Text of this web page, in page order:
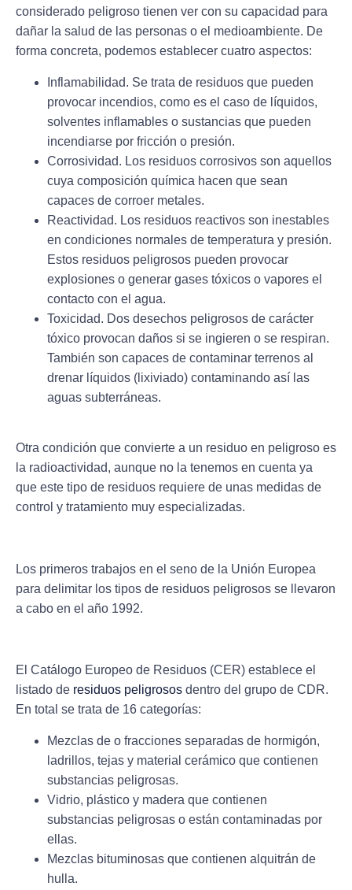
considerado peligroso tienen ver con su capacidad para
dañar la salud de las personas o el medioambiente. De
forma concreta, podemos establecer cuatro aspectos:
Inflamabilidad. Se trata de residuos que pueden
provocar incendios, como es el caso de líquidos,
solventes inflamables o sustancias que pueden
incendiarse por fricción o presión.
Corrosividad. Los residuos corrosivos son aquellos
cuya composición química hacen que sean
capaces de corroer metales.
Reactividad. Los residuos reactivos son inestables
en condiciones normales de temperatura y presión.
Estos residuos peligrosos pueden provocar
explosiones o generar gases tóxicos o vapores el
contacto con el agua.
Toxicidad. Dos desechos peligrosos de carácter
tóxico provocan daños si se ingieren o se respiran.
También son capaces de contaminar terrenos al
drenar líquidos (lixiviado) contaminando así las
aguas subterráneas.
Otra condición que convierte a un residuo en peligroso es
la radioactividad, aunque no la tenemos en cuenta ya
que este tipo de residuos requiere de unas medidas de
control y tratamiento muy especializadas.
Los primeros trabajos en el seno de la Unión Europea
para delimitar los tipos de residuos peligrosos se llevaron
a cabo en el año 1992.
El Catálogo Europeo de Residuos (CER) establece el
listado de residuos peligrosos dentro del grupo de CDR.
En total se trata de 16 categorías:
Mezclas de o fracciones separadas de hormigón,
ladrillos, tejas y material cerámico que contienen
substancias peligrosas.
Vidrio, plástico y madera que contienen
substancias peligrosas o están contaminadas por
ellas.
Mezclas bituminosas que contienen alquitrán de
hulla.